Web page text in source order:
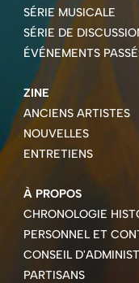
SÉRIE MUSICALE
SÉRIE DE
ÉVÉNEMENTS
ZINE
ANCIENS ARTISTES
NOUVELLES
ENTRETIENS
À PROPOS
CHRONOLOGIE
PERSONNEL ET
CONSEIL
PARTISANS